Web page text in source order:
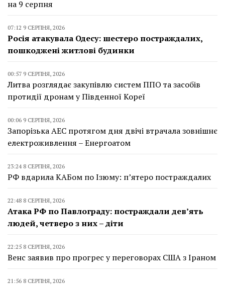
на 9 серпня
07:12 9 СЕРПНЯ, 2026
Росія атакувала Одесу: шестеро постраждалих,
пошкоджені житлові будинки
00:57 9 СЕРПНЯ, 2026
Литва розглядає закупівлю систем ППО та засобів
протидії дронам у Південної Кореї
00:06 9 СЕРПНЯ, 2026
Запорізька АЕС протягом дня двічі втрачала зовнішнє
електроживлення – Енергоатом
23:24 8 СЕРПНЯ, 2026
РФ вдарила КАБом по Ізюму: п’ятеро постраждалих
22:48 8 СЕРПНЯ, 2026
Атака РФ по Павлограду: постраждали дев’ять
людей, четверо з них – діти
22:25 8 СЕРПНЯ, 2026
Венс заявив про прогрес у переговорах США з Іраном
21:56 8 СЕРПНЯ, 2026